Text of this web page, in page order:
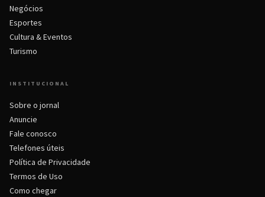
Negócios
Esportes
Cultura & Eventos
Turismo
INSTITUCIONAL
Sobre o jornal
Anuncie
Fale conosco
Telefones úteis
Política de Privacidade
Termos de Uso
Como chegar